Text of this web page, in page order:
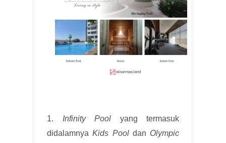
1. Infinity Pool yang termasuk
didalamnyaKids Pooldan Olympic